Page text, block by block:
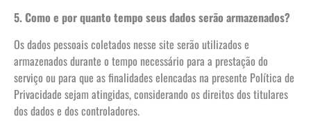
5. Como e por quanto tempo seus dados serão armazenados?
Os dados pessoais coletados nesse site serão utilizados e
armazenados durante o tempo necessário para a prestação do
serviço ou para que as finalidades elencadas na presente Política de
Privacidade sejam atingidas, considerando os direitos dos titulares
dos dados e dos controladores.